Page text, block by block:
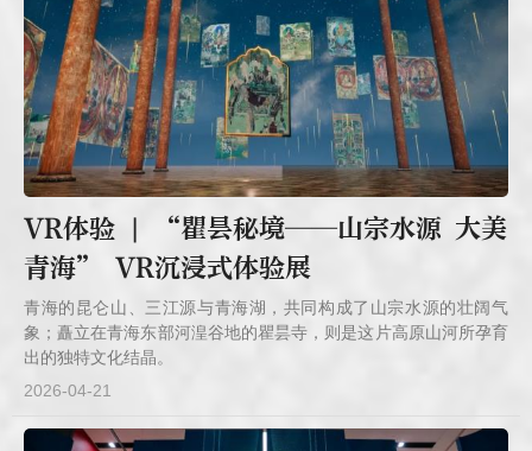
VR体验 | “瞿昙秘境——山宗水源 大美
青海” VR沉浸式体验展
青海的昆仑山、三江源与青海湖，共同构成了山宗水源的壮阔气
象；矗立在青海东部河湟谷地的瞿昙寺，则是这片高原山河所孕育
出的独特文化结晶。
2026-04-21